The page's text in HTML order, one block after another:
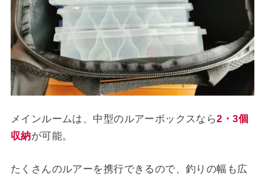
メインルームは、中型のルアーボックスなら2・3個
収納が可能。
たくさんのルアーを携行できるので、釣りの幅も広